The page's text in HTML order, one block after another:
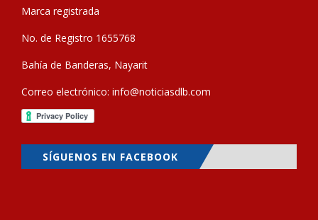
Marca registrada
No. de Registro 1655768
Bahía de Banderas, Nayarit
Correo electrónico: info@noticiasdlb.com
SÍGUENOS EN FACEBOOK